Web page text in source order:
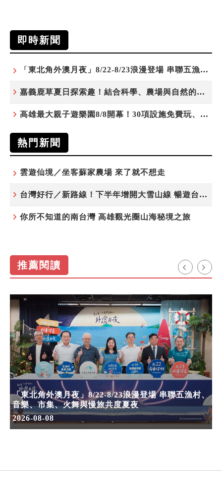
即時新聞
「東北角外澳月夜」8/22-8/23浪漫登場 串聯五漁村、音樂、市集、火舞與慢旅共度夏夜
嘉義鹿草夏日探索趣！結合科學、農場與自然的親子小旅行
高雄最大親子遊樂園8/8開幕！30項設施免費玩、YOYO家族嗨翻暑假
熱門新聞
雲遊仙境／坐客蘇家農場 來了就不想走
台灣好行／新路線！下半年增開大雪山線 暢遊台中更便利
你所不知道的南台灣 高雄觀光圈山海秘境之旅
推薦閱讀
「東北角外澳月夜」8/22-8/23浪漫登場 串聯五漁村、
音樂、市集、火舞與慢旅共度夏夜
2026-08-08